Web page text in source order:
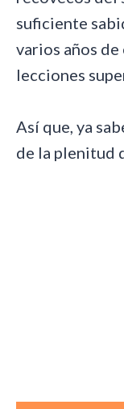
suficiente
varios años de
lecciones
Así que, ya
de la plenitud